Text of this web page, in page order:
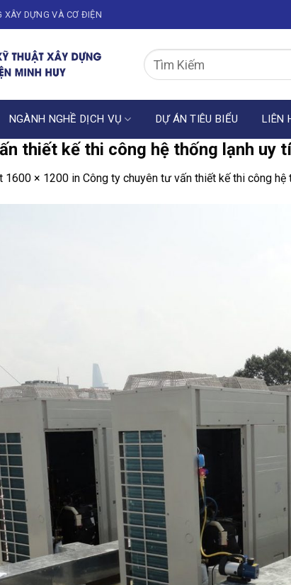
XÂY DỰNG VÀ CƠ ĐIỆN
NGÀNH NGHỀ DỊCH VỤ DỰ ÁN TIÊU BIỂU LIÊN
thiết kế thi công hệ thống lạnh uy
1600 × 1200 in Công ty chuyên tư vấn thiết kế thi công